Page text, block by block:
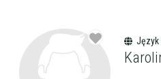
Filtry Język